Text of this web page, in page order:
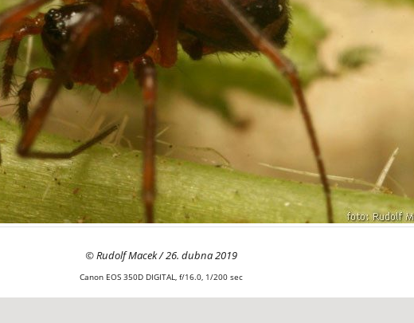
© Rudolf Macek / 26. dubna 2019
Canon EOS 350D DIGITAL, f/16.0, 1/200 sec